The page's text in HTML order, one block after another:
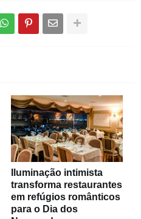
Iluminação intimista
transforma restaurantes
em refúgios românticos
para o Dia dos